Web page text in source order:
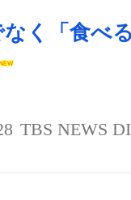
く「食べ
TBS NEWS